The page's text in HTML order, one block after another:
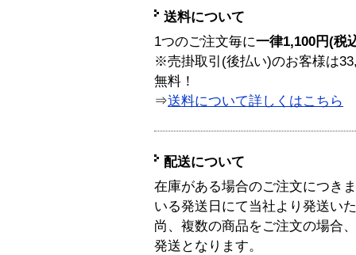
送料について
1つのご注文毎に一律1,100円(税
※売掛取引(後払い)のお客様は
無料！
⇒送料について詳しくはこちら
配送について
在庫がある場合のご注文につき
いる発送日にて当社より発送い
尚、複数の商品をご注文の場合
発送となります。